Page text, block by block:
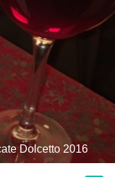
Dolcetto 2016